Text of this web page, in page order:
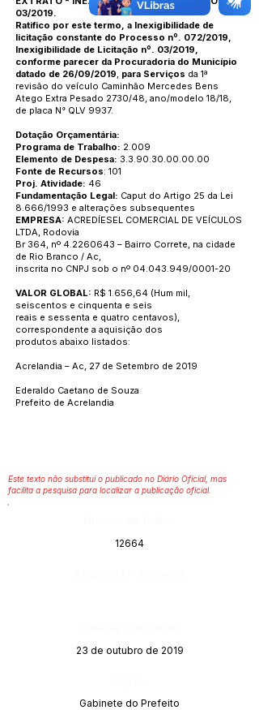
03/2019.
Ratifico por este termo, a Inexigibilidade de
licitação constante do Processo nº. 072/2019,
Inexigibilidade de Licitação nº. 03/2019,
conforme parecer da Procuradoria do Município
datado de 26/09/2019, para Serviços da 1ª
revisão do veículo Caminhão Mercedes Bens
Atego Extra Pesado 2730/48, ano/modelo 18/18,
de placa N° QLV 9937.
Dotação Orçamentária:
Programa de Trabalho: 2.009
Elemento de Despesa: 3.3.90.30.00.00.00
Fonte de Recursos: 101
Proj. Atividade: 46
Fundamentação Legal: Caput do Artigo 25 da Lei
8.666/1993 e alterações subsequentes
EMPRESA: ACREDÍESEL COMERCIAL DE VEÍCULOS
LTDA, Rodovia
Br 364, nº 4.2260643 – Bairro Correte, na cidade
de Rio Branco / Ac,
inscrita no CNPJ sob o nº 04.043.949/0001-20
VALOR GLOBAL: R$ 1.656,64 (Hum mil,
seiscentos e cinquenta e seis
reais e sessenta e quatro centavos),
correspondente a aquisição dos
produtos abaixo listados:
Acrelandia – Ac, 27 de Setembro de 2019
Ederaldo Caetano de Souza
Prefeito de Acrelandia
Este texto não substitui o publicado no Diário Oficial, mas
facilita a pesquisa para localizar a publicação oficial.
12664
23 de outubro de 2019
Gabinete do Prefeito